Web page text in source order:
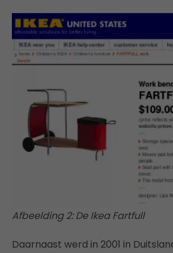
Afbeelding 2: De Ikea Fartfull
Daarnaast werd in 2001 in